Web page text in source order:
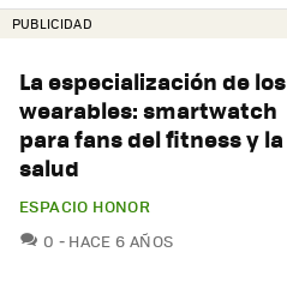
PUBLICIDAD
La especialización de los
wearables: smartwatch
para fans del fitness y la
salud
ESPACIO HONOR
0 COMENTARIOS
HACE 6 AÑOS